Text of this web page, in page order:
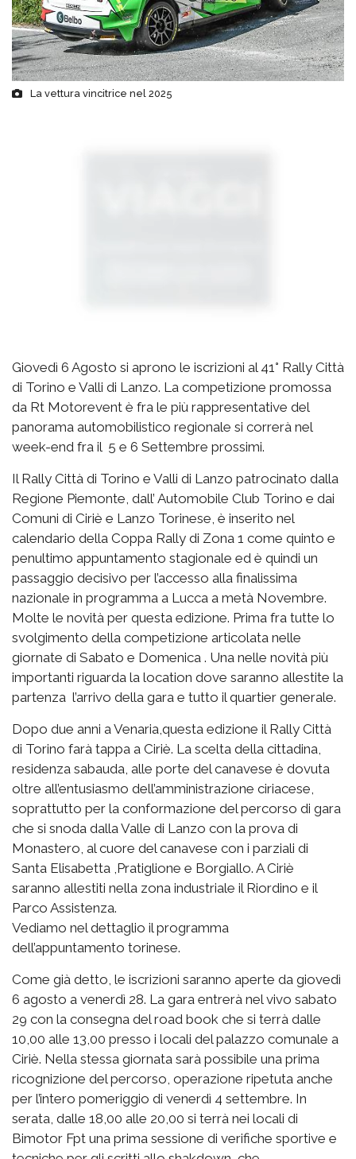
La vettura vincitrice nel 2025
Giovedì 6 Agosto si aprono le iscrizioni al 41° Rally Città
di Torino e Valli di Lanzo. La competizione promossa
da Rt Motorevent è fra le più rappresentative del
panorama automobilistico regionale si correrà nel
week-end fra il 5 e 6 Settembre prossimi.
Il Rally Città di Torino e Valli di Lanzo patrocinato dalla
Regione Piemonte, dall’ Automobile Club Torino e dai
Comuni di Ciriè e Lanzo Torinese, è inserito nel
calendario della Coppa Rally di Zona 1 come quinto e
penultimo appuntamento stagionale ed è quindi un
passaggio decisivo per l’accesso alla finalissima
nazionale in programma a Lucca a metà Novembre.
Molte le novità per questa edizione. Prima fra tutte lo
svolgimento della competizione articolata nelle
giornate di Sabato e Domenica . Una nelle novità più
importanti riguarda la location dove saranno allestite la
partenza l’arrivo della gara e tutto il quartier generale.
Dopo due anni a Venaria,questa edizione il Rally Città
di Torino farà tappa a Ciriè. La scelta della cittadina,
residenza sabauda, alle porte del canavese è dovuta
oltre all’entusiasmo dell’amministrazione ciriacese,
soprattutto per la conformazione del percorso di gara
che si snoda dalla Valle di Lanzo con la prova di
Monastero, al cuore del canavese con i parziali di
Santa Elisabetta ,Pratiglione e Borgiallo. A Ciriè
saranno allestiti nella zona industriale il Riordino e il
Parco Assistenza.
Vediamo nel dettaglio il programma
dell’appuntamento torinese.
Come già detto, le iscrizioni saranno aperte da giovedì
6 agosto a venerdì 28. La gara entrerà nel vivo sabato
29 con la consegna del road book che si terrà dalle
10,00 alle 13,00 presso i locali del palazzo comunale a
Ciriè. Nella stessa giornata sarà possibile una prima
ricognizione del percorso, operazione ripetuta anche
per l’intero pomeriggio di venerdì 4 settembre. In
serata, dalle 18,00 alle 20,00 si terrà nei locali di
Bimotor Fpt una prima sessione di verifiche sportive e